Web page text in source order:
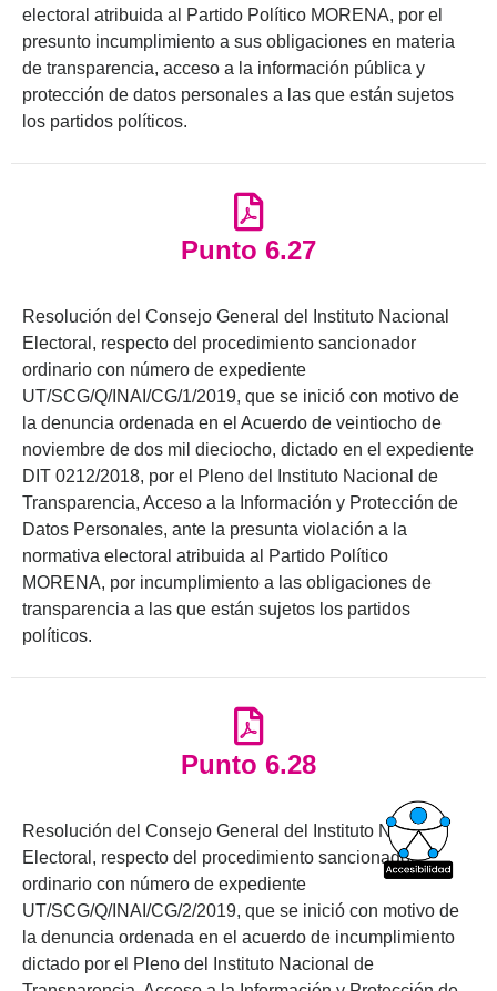
electoral atribuida al Partido Político MORENA, por el
presunto incumplimiento a sus obligaciones en materia
de transparencia, acceso a la información pública y
protección de datos personales a las que están sujetos
los partidos políticos.
Punto 6.27
Resolución del Consejo General del Instituto Nacional
Electoral, respecto del procedimiento sancionador
ordinario con número de expediente
UT/SCG/Q/INAI/CG/1/2019, que se inició con motivo de
la denuncia ordenada en el Acuerdo de veintiocho de
noviembre de dos mil dieciocho, dictado en el expediente
DIT 0212/2018, por el Pleno del Instituto Nacional de
Transparencia, Acceso a la Información y Protección de
Datos Personales, ante la presunta violación a la
normativa electoral atribuida al Partido Político
MORENA, por incumplimiento a las obligaciones de
transparencia a las que están sujetos los partidos
políticos.
Punto 6.28
Resolución del Consejo General del Instituto Nacional
Electoral, respecto del procedimiento sancionador
ordinario con número de expediente
UT/SCG/Q/INAI/CG/2/2019, que se inició con motivo de
la denuncia ordenada en el acuerdo de incumplimiento
dictado por el Pleno del Instituto Nacional de